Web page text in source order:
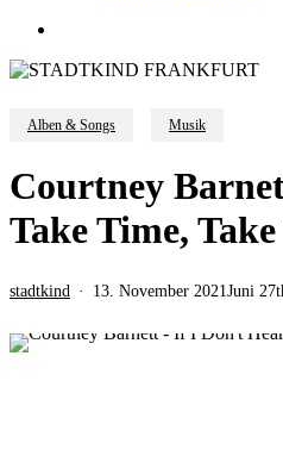
Alben & Songs Musik
Courtney
Take Time,
stadtkind 13. November 2021 Juni